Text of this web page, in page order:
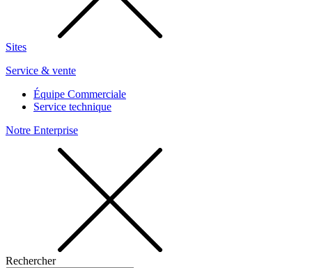
Sites
Service & vente
Équipe Commerciale
Service technique
Notre Enterprise
Rechercher